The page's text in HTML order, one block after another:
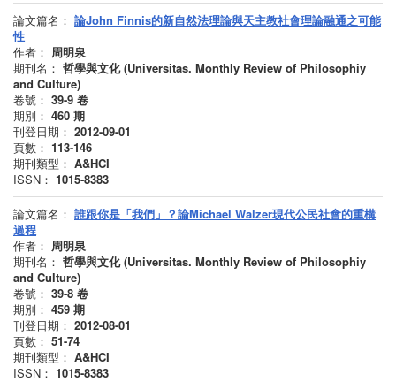
論文篇名： 論John Finnis的新自然法理論與天主教社會理論融通之可能
性
作者： 周明泉
期刊名： 哲學與文化 (Universitas. Monthly Review of Philosophiy
and Culture)
卷號： 39-9 卷
期別： 460 期
刊登日期： 2012-09-01
頁數： 113-146
期刊類型： A&HCI
ISSN： 1015-8383
論文篇名： 誰跟你是「我們」？論Michael Walzer現代公民社會的重構
過程
作者： 周明泉
期刊名： 哲學與文化 (Universitas. Monthly Review of Philosophiy
and Culture)
卷號： 39-8 卷
期別： 459 期
刊登日期： 2012-08-01
頁數： 51-74
期刊類型： A&HCI
ISSN： 1015-8383